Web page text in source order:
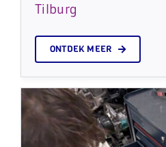
Tilburg
ONTDEK MEER